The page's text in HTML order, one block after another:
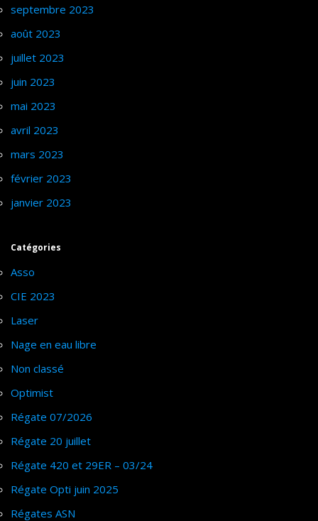
septembre 2023
août 2023
juillet 2023
juin 2023
mai 2023
avril 2023
mars 2023
février 2023
janvier 2023
Catégories
Asso
CIE 2023
Laser
Nage en eau libre
Non classé
Optimist
Régate 07/2026
Régate 20 juillet
Régate 420 et 29ER – 03/24
Régate Opti juin 2025
Régates ASN